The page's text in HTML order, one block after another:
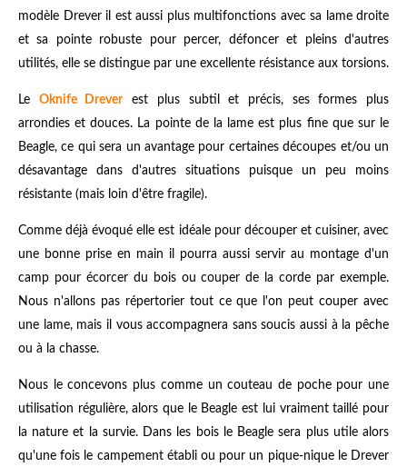
modèle Drever il est aussi plus multifonctions avec sa lame droite
et sa pointe robuste pour percer, défoncer et pleins d'autres
utilités, elle se distingue par une excellente résistance aux torsions.
Le Oknife Dreverest plus subtil et précis, ses formes plus
arrondies et douces. La pointe de la lame est plus fine que sur le
Beagle, ce qui sera un avantage pour certaines découpes et/ou un
désavantage dans d'autres situations puisque un peu moins
résistante (mais loin d'être fragile).
Comme déjà évoqué elle est idéale pour découper et cuisiner, avec
une bonne prise en main il pourra aussi servir au montage d'un
camp pour écorcer du bois ou couper de la corde par exemple.
Nous n'allons pas répertorier tout ce que l'on peut couper avec
une lame, mais il vous accompagnera sans soucis aussi à la pêche
ou à la chasse.
Nous le concevons plus comme un couteau de poche pour une
utilisation régulière, alors que le Beagle est lui vraiment taillé pour
la nature et la survie. Dans les bois le Beagle sera plus utile alors
qu'une fois le campement établi ou pour un pique-nique le Drever